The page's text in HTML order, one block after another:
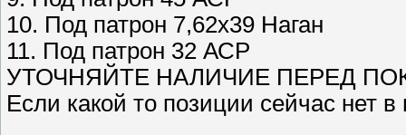
10. Под патрон 7,62х39 Наган
11. Под патрон 32 АСР
УТОЧНЯЙТЕ НАЛИЧИЕ ПЕРЕД
Если какой то позиции сейчас нет